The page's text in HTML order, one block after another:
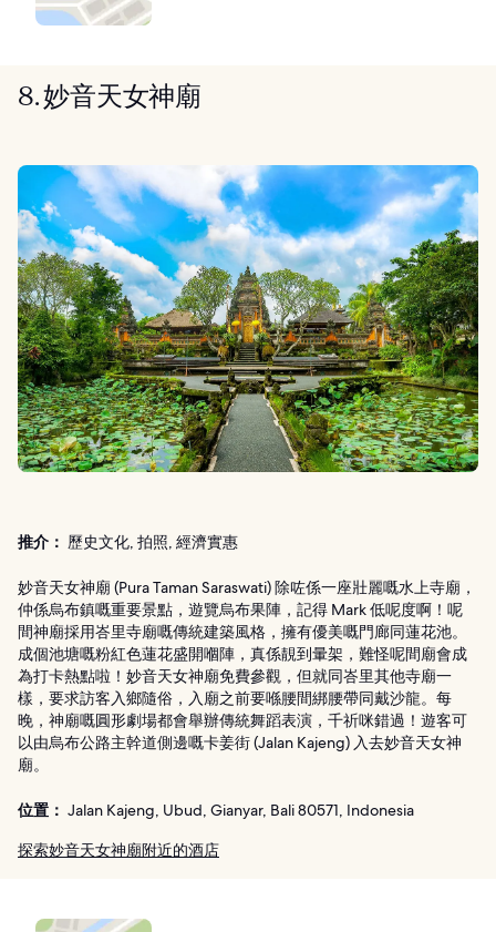
8. 妙音天女神廟
推介： 歷史文化, 拍照, 經濟實惠
妙音天女神廟 (Pura Taman Saraswati) 除咗係一座壯麗嘅水上寺廟，
仲係烏布鎮嘅重要景點，遊覽烏布果陣，記得 Mark 低呢度啊！呢
間神廟採用峇里寺廟嘅傳統建築風格，擁有優美嘅門廊同蓮花池。
成個池塘嘅粉紅色蓮花盛開嗰陣，真係靚到暈架，難怪呢間廟會成
為打卡熱點啦！妙音天女神廟免費參觀，但就同峇里其他寺廟一
樣，要求訪客入鄉隨俗，入廟之前要喺腰間綁腰帶同戴沙龍。每
晚，神廟嘅圓形劇場都會舉辦傳統舞蹈表演，千祈咪錯過！遊客可
以由烏布公路主幹道側邊嘅卡姜街 (Jalan Kajeng) 入去妙音天女神
廟。
位置： Jalan Kajeng, Ubud, Gianyar, Bali 80571, Indonesia
探索妙音天女神廟附近的酒店